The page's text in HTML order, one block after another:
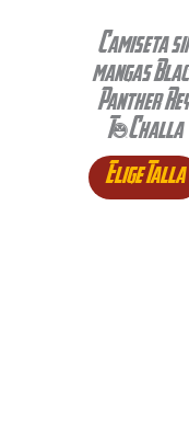
Camiseta
mangas
Panther
T’Challa
Elige Talla